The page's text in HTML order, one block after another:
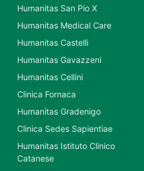
Humanitas San Pio X
Humanitas Medical Care
Humanitas Castelli
Humanitas Gavazzeni
Humanitas Cellini
Clinica Fornaca
Humanitas Gradenigo
Clinica Sedes Sapientiae
Humanitas Istituto Clinico
Catanese